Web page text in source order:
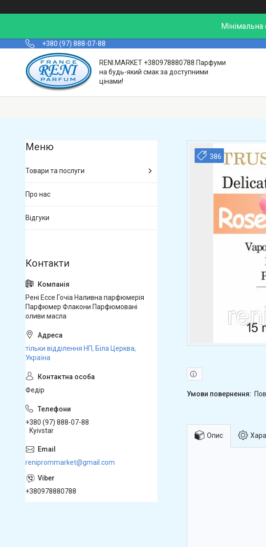
Мінімальна
+380 (97) 888-07-88
RENI.MARKET +380978880788 Парфуми
на будь-який смак за доступними
цінами!
386
Опис
Товари та послуги
Про нас
Відгуки
Рені Ессе Гочіа Наливна парфюмерія
Парфюмер Флакони Парфюмовані
оливи масла
тільки відділення НП, Біла Церква,
Україна
Федір
+380 (97) 888-07-88
Kyivstar
reniprommarket@gmail.com
+380978880788